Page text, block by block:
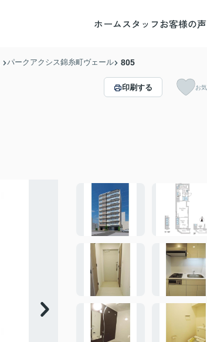
ホームスタッフお客様の声
パークアクシス錦糸町ヴェール 805
印刷する お